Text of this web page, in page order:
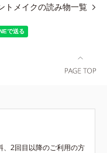
トメイクの読み物一覧
、2回目以降のご利用の方